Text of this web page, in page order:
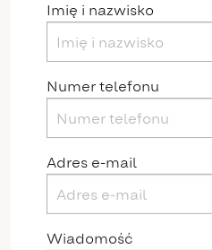
Imię i nazwisko
Numer telefonu
Adres e-mail
Wiadomość